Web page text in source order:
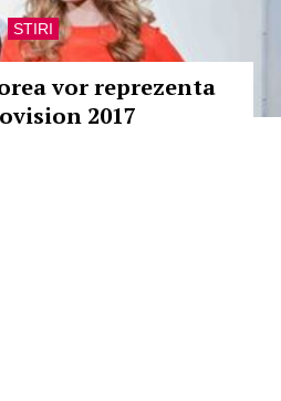
STIRI
vor reprezenta
2017